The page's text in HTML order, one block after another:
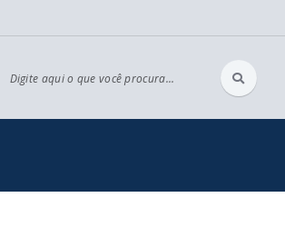
Digite aqui o que você procura...